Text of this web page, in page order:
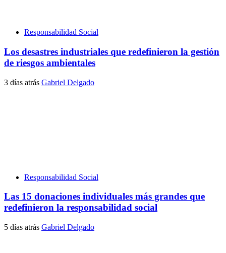
Responsabilidad Social
Los desastres industriales que redefinieron la gestión
de riesgos ambientales
3 días atrás Gabriel Delgado
Responsabilidad Social
Las 15 donaciones individuales más grandes que
redefinieron la responsabilidad social
5 días atrás Gabriel Delgado